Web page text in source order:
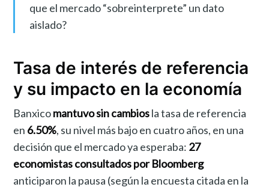
que el mercado “sobreinterprete” un dato
aislado?
Tasa de interés de referencia
y su impacto en la economía
Banxicomantuvo sin cambiosla tasa de referencia
en 6.50%, su nivel más bajo en cuatro años, en una
decisión que el mercado ya esperaba: 27
economistas consultados por Bloomberg
anticiparon la pausa (según la encuesta citada en la